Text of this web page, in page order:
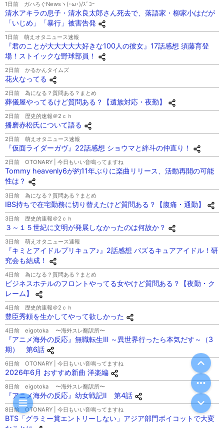
1日前 ガハろぐNewsヽ(･ω･)/ｽﾞｺｰ
清水アキラの息子・清水良太郎さん死去で、落語家・柳家小はだが
「いじめ」「暴行」被害告発
1日前 萌えオタニュース速報
『君のことが大大大大大好きな100人の彼女』17話感想 須藤育登
場！ストイックな野球部員！
2日前 かるかんタイムズ
花火なってる
2日前 為になる？質問ある？まとめ
葬儀屋やってるけど質問ある？【遺族対応・夜勤】
2日前 歴史的速報＠2ｃｈ
播磨赤松氏について語る
2日前 萌えオタニュース速報
『仮面ライダーガヴ』22話感想 ショウマと絆斗の仲直り！
2日前 OTONARY | 今日もいい音鳴ってますね
Tommy heavenly6が約11年ぶりに楽曲リリース、活動再開の可能
性は？
3日前 為になる？質問ある？まとめ
IBS持ちで在宅勤務に切り替えたけど質問ある？【腹痛・通勤】
3日前 歴史的速報＠2ｃｈ
３～１５世紀に文明が発展しなかったのは何故か？
3日前 萌えオタニュース速報
『キミとアイドルプリキュア♪』2話感想 バズるキュアアイドル！研
究会も結成！
4日前 為になる？質問ある？まとめ
ビジネスホテルのフロントやってる女やけど質問ある？【夜勤・ク
レーム】
4日前 歴史的速報＠2ｃｈ
豊臣秀頼を生かしてやって欲しかった
4日前 eigotoka 〜海外スレ翻訳所〜
『アニメ海外の反応』無職転生Ⅲ ～異世界行ったら本気だす～（3
期） 第6話
6日前 OTONARY | 今日もいい音鳴ってますね
2026年6月 おすすめ新曲 洋楽編
8日前 eigotoka 〜海外スレ翻訳所〜
『アニメ海外の反応』幼女戦記Ⅱ 第4話
8日前 OTONARY | 今日もいい音鳴ってますね
BTS「グラミー賞エントリーしない」アジア部門ボイコットで大変